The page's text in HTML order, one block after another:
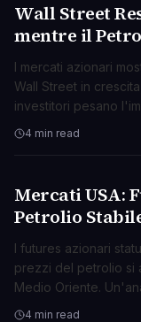
BUSINESS
Wall Street
mentre il
delle Tensioni
I mercati azionari
Wall Street in
investitori pesano
e Iran.
4 min read
BUSINESS
Mercati USA:
Petrolio
I futures azionari
prezzi del petrolio si
Medio Oriente.
4 min read